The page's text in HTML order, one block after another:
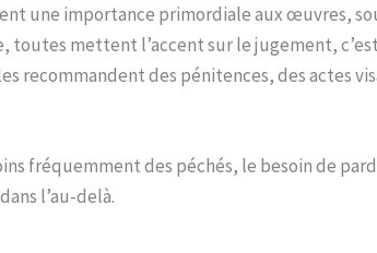
une importance primordiale aux œuvres,
toutes mettent l’accent sur le jugement,
recommandent des pénitences, des actes
fréquemment des péchés, le besoin de
l’au-delà.